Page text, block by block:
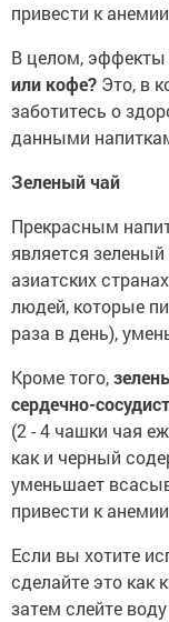
привести к
В целом, эффекты
или кофе? Это, в
заботитесь о
данными
Зеленый чай
Прекрасным
является
азиатских
людей, которые
раза в день),
Кроме того,
сердечно-
(2 - 4 чашки чая
как и черный
уменьшает
привести к
Если вы хотите
сделайте это как
затем слейте